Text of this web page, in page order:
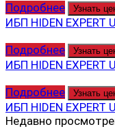
Подробнее
Узнать
ИБП HIDEN
Подробнее
Узнать
ИБП HIDEN
Подробнее
Узнать
ИБП HIDEN
Недавно